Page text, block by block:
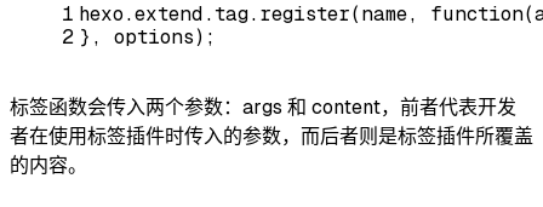
1
2
hexo.extend.tag.register(name, function(
}, options);
标签函数会传入两个参数：args 和 content，前者代表开发
者在使用标签插件时传入的参数，而后者则是标签插件所覆盖
的内容。